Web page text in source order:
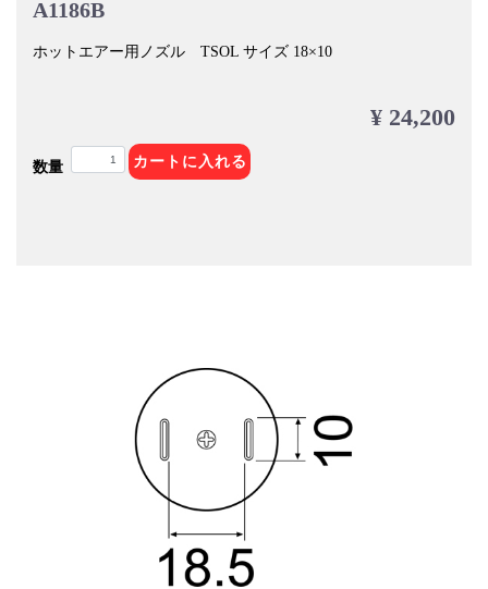
A1186B
ホットエアー用ノズル TSOL サイズ 18×10
¥ 24,200
数量 カートに入れる